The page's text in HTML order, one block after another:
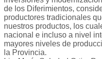
de los Diferimientos,
productores tradicionales
nuestros productos, los
nacional e incluso a nivel
mayores niveles de
la Provincia.